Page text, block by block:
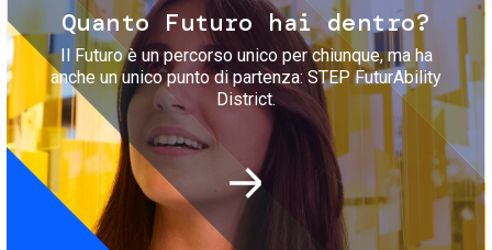
Quanto Futuro hai dentro?
Il Futuro è un percorso unico per chiunque, ma ha
anche un unico punto di partenza: STEP FuturAbility
District.